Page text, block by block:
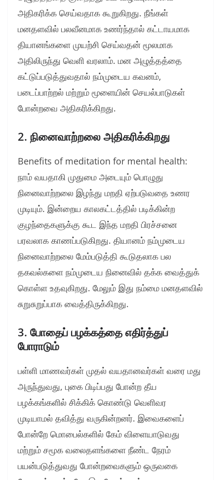
அதிகரிக்க செய்வதாக கூறுகிறது. நீங்கள்
மனதளவில் பலவீனமாக உணர்ந்தால் கட்டாயமாக
தியானங்களை முயற்சி செய்வதன் மூலமாக
அதிலிருந்து வெளி வரலாம். மன அழுத்தத்தை
கட்டுப்படுத்துவதால் நம்முடைய கவனம்,
படைப்பாற்றல் மற்றும் மூளையின் செயல்பாடுகள்
போன்றவை அதிகரிக்கிறது.
2. நினைவாற்றலை அதிகரிக்கிறது
Benefits of meditation for mental health:
நாம் வயதாகி முதுமை அடையும் பொழுது
நினைவாற்றலை இழந்து மறதி ஏற்படுவதை உணர
முடியும். இன்றைய காலகட்டத்தில் படிக்கின்ற
குழந்தைகளுக்கு கூட இந்த மறதி பிரச்சனை
பரவலாக காணப்படுகிறது. தியானம் நம்முடைய
நினைவாற்றலை மேம்படுத்தி கூடுதலாக பல
தகவல்களை நம்முடைய நினைவில் தக்க வைத்துக்
கொள்ள உதவுகிறது. மேலும் இது நம்மை மனதளவில்
சுறுசுறுப்பாக வைத்திருக்கிறது.
3. போதைப் பழக்கத்தை எதிர்த்துப்
போராடும்
பள்ளி மாணவர்கள் முதல் வயதானவர்கள் வரை மது
அருந்துவது, புகை பிடிப்பது போன்ற தீய
பழக்கங்களில் சிக்கிக் கொண்டு வெளிவர
முடியாமல் தவித்து வருகின்றனர். இவைகளைப்
போன்றே மொபைல்களில் கேம் விளையாடுவது
மற்றும் சமூக வலைதளங்களை நீண்ட நேரம்
பயன்படுத்துவது போன்றவைகளும் ஒருவகை